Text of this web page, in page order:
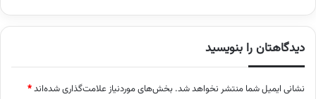
دیدگاهتان را بنویسید
نشانی ایمیل شما منتشر نخواهد شد. بخش‌های موردنیاز علامت‌گذاری شده‌اند*